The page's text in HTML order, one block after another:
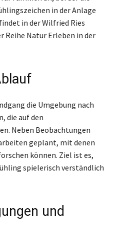
in der Anlage
in der Wilfried Ries
Reihe Natur Erleben in der
die Umgebung nach
die auf den
Neben Beobachtungen
geplant, mit denen
können. Ziel ist es,
spielerisch verständlich
und